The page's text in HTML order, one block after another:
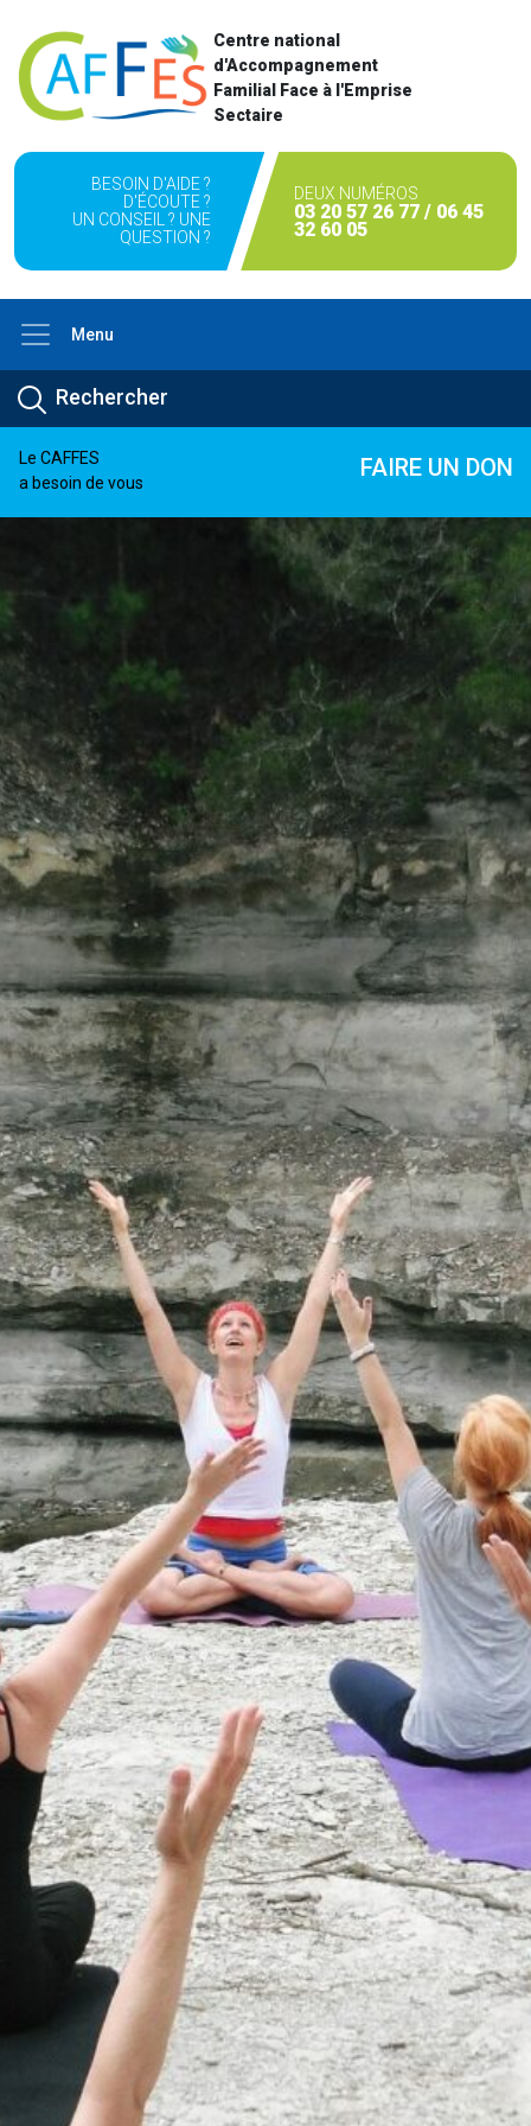
Centre national
d'Accompagnement
Familial Face à l'Emprise
Sectaire
BESOIN D'AIDE ?
D'ÉCOUTE ?
UN CONSEIL ? UNE
QUESTION ?
DEUX NUMÉROS
03 20 57 26 77 / 06 45
32 60 05
Menu
Le CAFFES
a besoin de vous
FAIRE UN DON